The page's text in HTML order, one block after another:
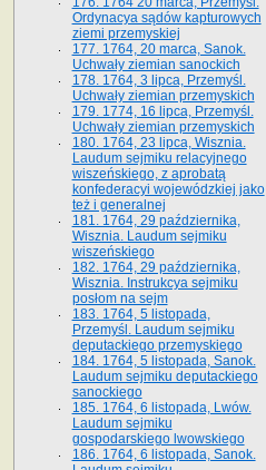
Ordynacya sądów kapturowych
ziemi przemyskiej
177. 1764, 20 marca, Sanok.
Uchwały ziemian sanockich
178. 1764, 3 lipca, Przemyśl.
Uchwały ziemian przemyskich
179. 1774, 16 lipca, Przemyśl.
Uchwały ziemian przemyskich
180. 1764, 23 lipca, Wisznia.
Laudum sejmiku relacyjnego
wiszeńskiego, z aprobatą
konfederacyi wojewódzkiej jako
też i generalnej
181. 1764, 29 października,
Wisznia. Laudum sejmiku
wiszeńskiego
182. 1764, 29 października,
Wisznia. Instrukcya sejmiku
posłom na sejm
183. 1764, 5 listopada,
Przemyśl. Laudum sejmiku
deputackiego przemyskiego
184. 1764, 5 listopada, Sanok.
Laudum sejmiku deputackiego
sanockiego
185. 1764, 6 listopada, Lwów.
Laudum sejmiku
gospodarskiego lwowskiego
186. 1764, 6 listopada, Sanok.